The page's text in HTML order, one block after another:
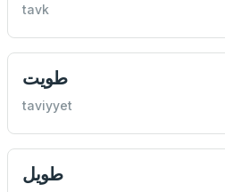
tavk
طويت
taviyyet
طويل